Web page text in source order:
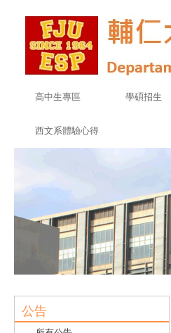
高中生專區 學碩招生
西文系體驗心得
公告